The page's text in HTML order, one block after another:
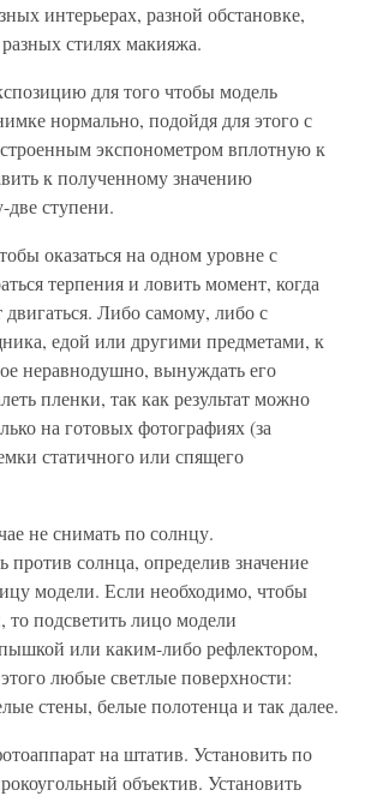
интерьерах, разной обстановке,
стилях макияжа.
для того чтобы модель
нормально, подойдя для этого с
экспонометром вплотную к
к полученному значению
две ступени.
оказаться на одном уровне с
терпения и ловить момент, когда
Либо самому, либо с
едой или другими предметами, к
неравнодушно, вынуждать его
пленки, так как результат можно
на готовых фотографиях (за
статичного или спящего
не снимать по солнцу.
против солнца, определив значение
модели. Если необходимо, чтобы
подсветить лицо модели
или каким-либо рефлектором,
любые светлые поверхности:
стены, белые полотенца и так далее.
на штатив. Установить по
объектив. Установить